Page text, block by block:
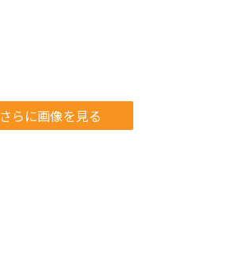
さらに画像を見る